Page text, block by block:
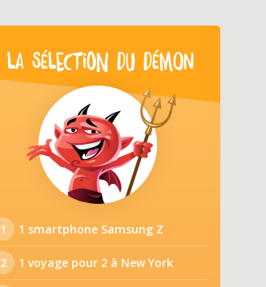
LA SÉLECTION DU DÉMON
1 1 smartphone Samsung Z
2 1 voyage pour 2 à New York